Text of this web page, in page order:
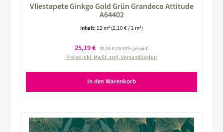
Vliestapete Ginkgo Gold Grün Grandeco Attitude
A64402
Inhalt: 12 m² (2,10 € / 1 m²)
Verkaufspreis:
25,19 € Regulärer Preis:
35,24 €(28.52% gespart)
Preise inkl. MwSt. zzgl. Versandkosten
In den Warenkorb